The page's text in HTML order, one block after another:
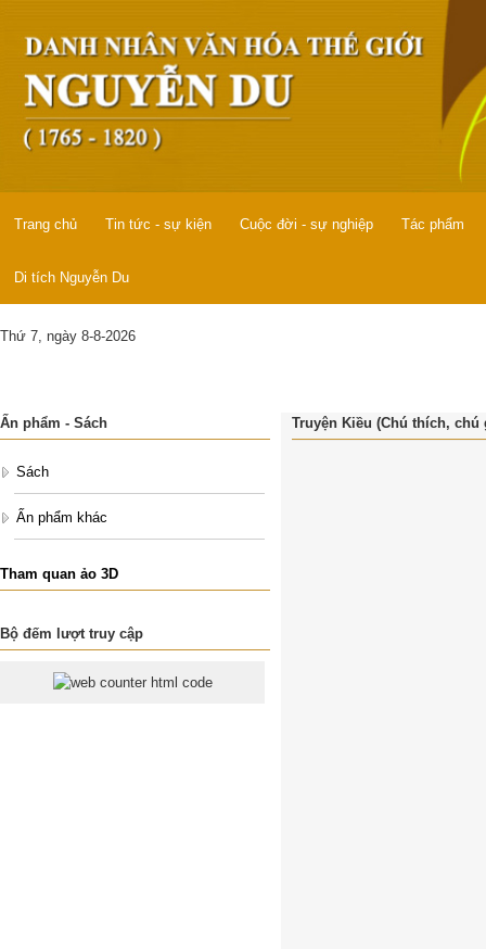
Trang chủ Tin tức - sự kiện Cuộc đời - sự nghiệp Tác phẩm
Di tích Nguyễn Du
Thứ 7, ngày 8-8-2026
Ấn phẩm - Sách
Sách
Ấn phẩm khác
Tham quan ảo 3D
Bộ đếm lượt truy cập
Truyện Kiều (Chú thích,